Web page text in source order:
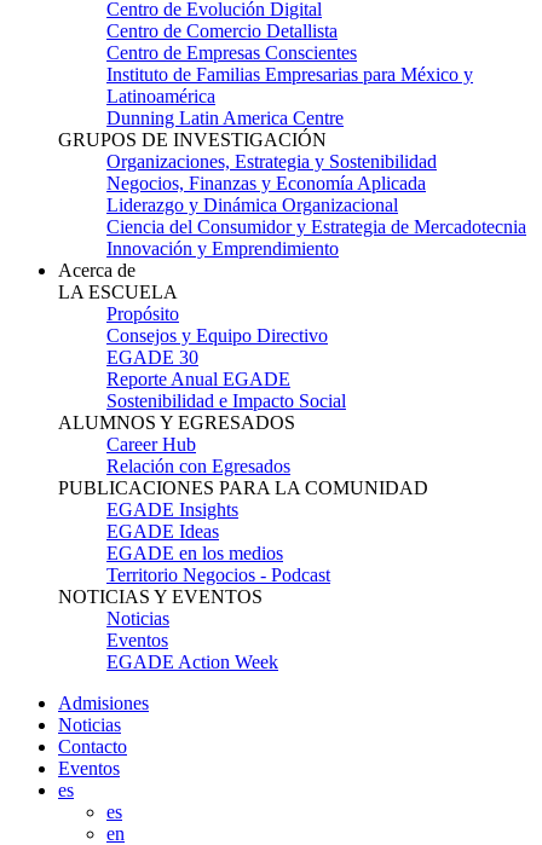
Centro de Evolución Digital
Centro de Comercio Detallista
Centro de Empresas Conscientes
Instituto de Familias Empresarias para México y
Latinoamérica
Dunning Latin America Centre
GRUPOS DE INVESTIGACIÓN
Organizaciones, Estrategia y Sostenibilidad
Negocios, Finanzas y Economía Aplicada
Liderazgo y Dinámica Organizacional
Ciencia del Consumidor y Estrategia de Mercadotecnia
Innovación y Emprendimiento
Acerca de
LA ESCUELA
Propósito
Consejos y Equipo Directivo
EGADE 30
Reporte Anual EGADE
Sostenibilidad e Impacto Social
ALUMNOS Y EGRESADOS
Career Hub
Relación con Egresados
PUBLICACIONES PARA LA COMUNIDAD
EGADE Insights
EGADE Ideas
EGADE en los medios
Territorio Negocios - Podcast
NOTICIAS Y EVENTOS
Noticias
Eventos
EGADE Action Week
Admisiones
Noticias
Contacto
Eventos
es
es
en